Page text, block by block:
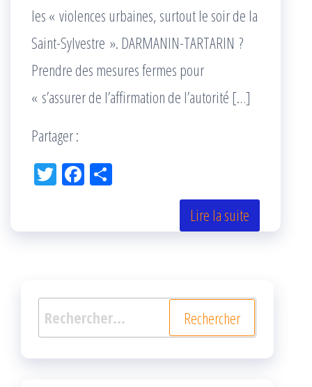
les « violences urbaines, surtout le soir de la
Saint-Sylvestre ». DARMANIN-TARTARIN ?
Prendre des mesures fermes pour
« s’assurer de l’affirmation de l’autorité […]
Partager :
Tw Fac
k r
Lire la suite
Rechercher :